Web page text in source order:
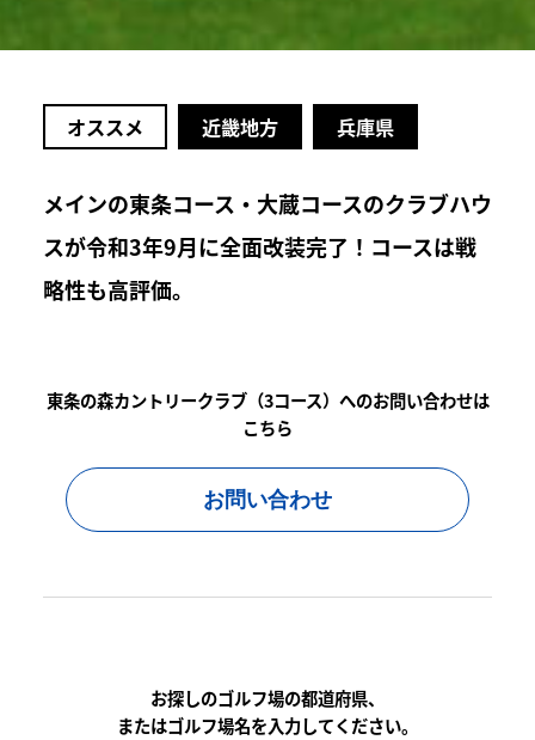
オススメ 近畿地方 兵庫県
メインの東条コース・大蔵コースのクラブハウ
スが令和3年9月に全面改装完了！コースは戦
略性も高評価。
東条の森カントリークラブ（3コース）へのお問い合わせは
こちら
お問い合わせ
お探しのゴルフ場の都道府県、
またはゴルフ場名を入力してください。